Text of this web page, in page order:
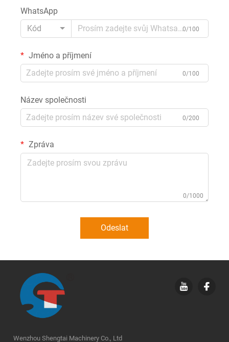
WhatsApp
Kód
0/100
Jméno a příjmení
0/100
Název společnosti
0/200
Zpráva
0/1000
Odeslat
Wenzhou Shengtai Machinery Co., Ltd